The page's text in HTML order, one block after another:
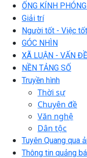
ỐNG KÍNH
Giải trí
Người tốt - Việc tốt
GÓC NHÌN
XÃ LUẬN - VẤN
NỀN TẢNG SỐ
Truyền hình
Thời sự
Chuyên đề
Văn nghệ
Dân tộc
Tuyên Quang qua
Thông tin quảng bá